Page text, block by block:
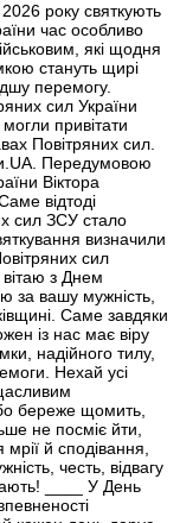
року святкують
час особливо
які щодня
стануть щирі
перемогу.
сил України
привітати
Повітряних сил.
Передумовою
Віктора
відтоді
сил ЗСУ стало
визначили
сил
з Днем
за вашу мужність,
Саме завдяки
із нас має віру
надійного тилу,
Нехай усі
береже щомить,
не посміє йти,
мрії й сподівання,
честь, відвагу
____ У День